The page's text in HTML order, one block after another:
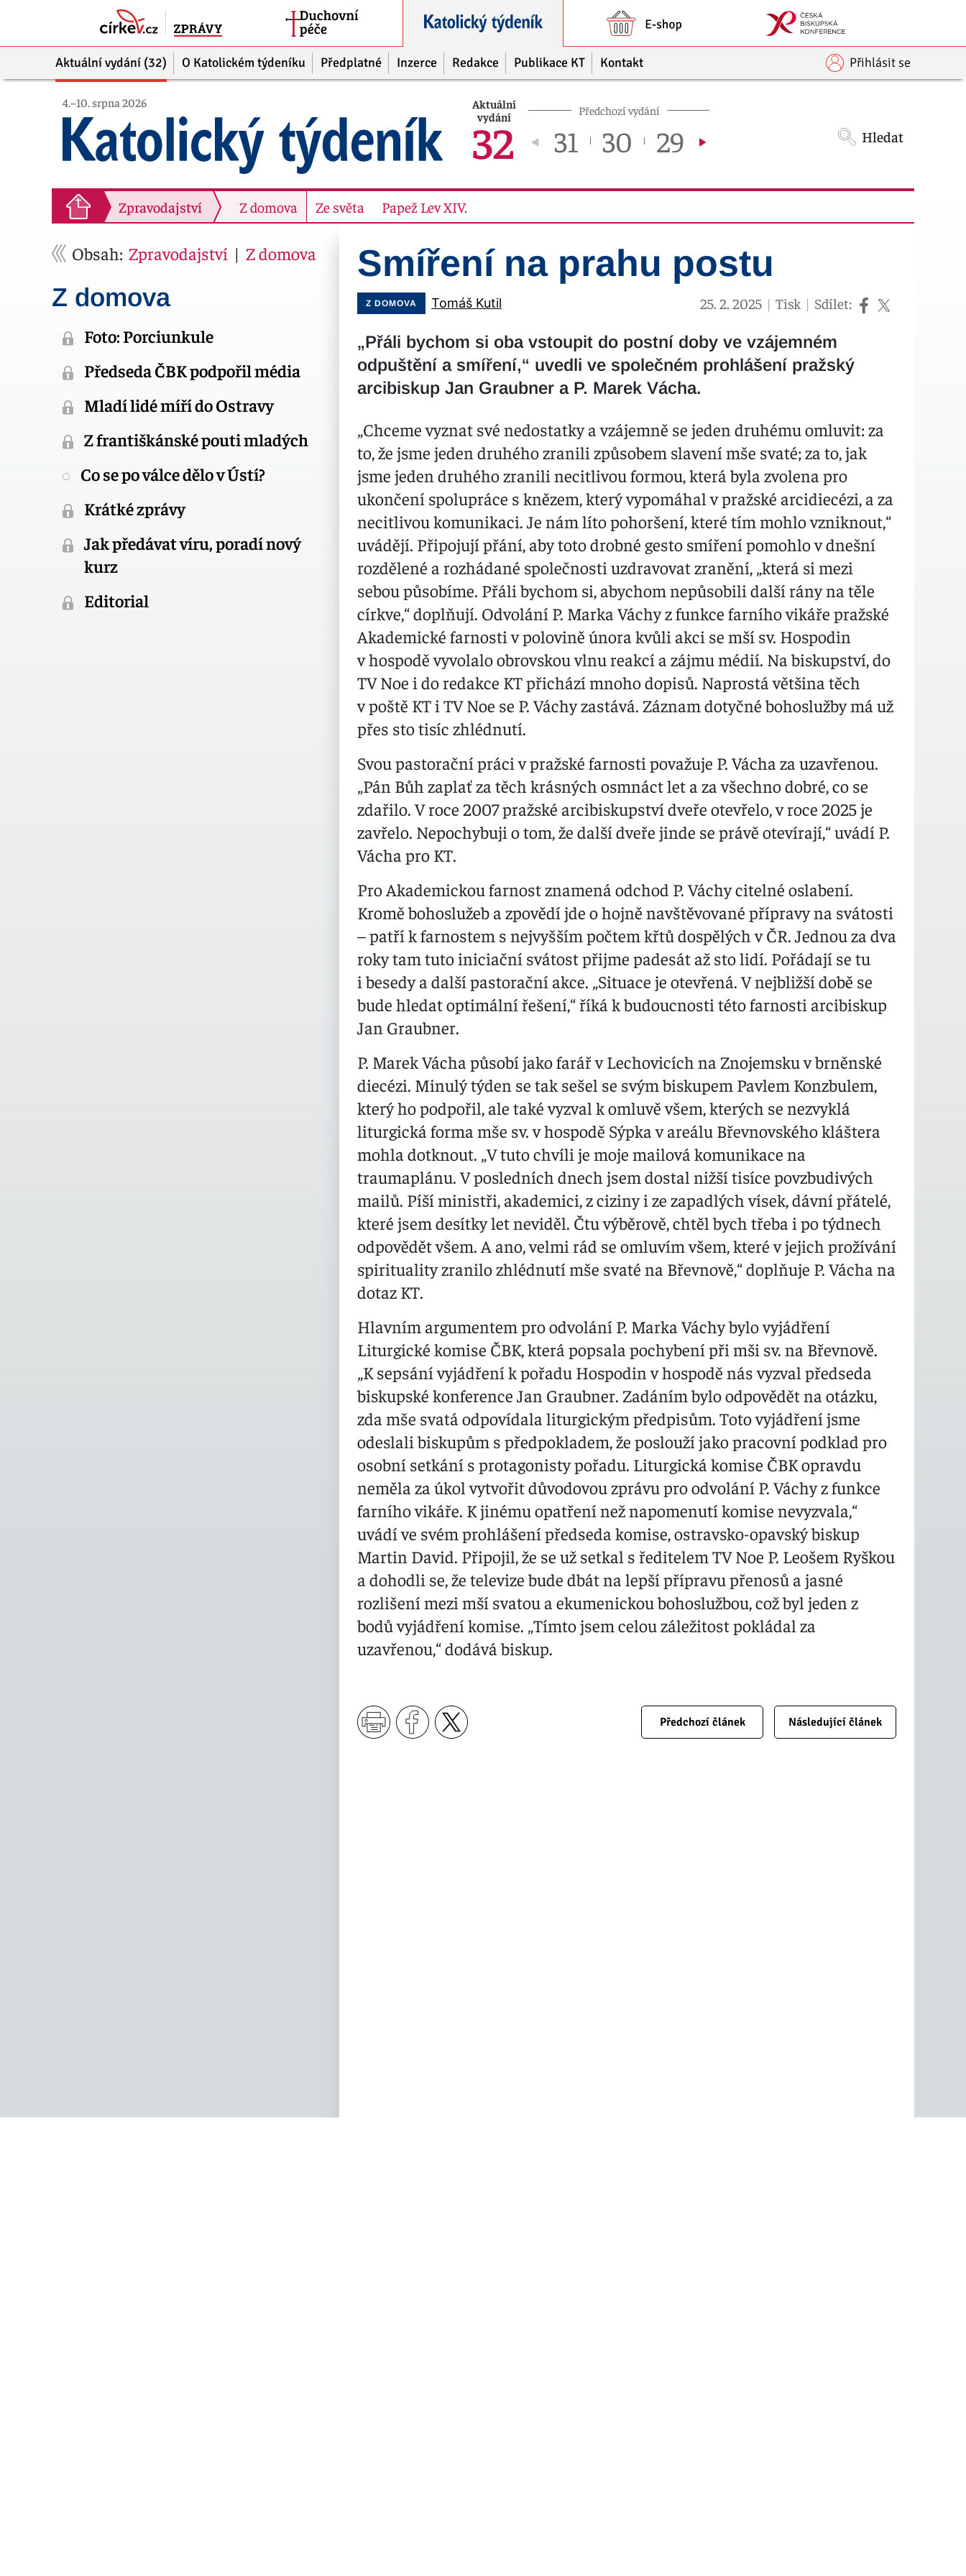
Aktuální vydání (32) O Katolickém týdeníku Předplatné Inzerce Redakce Publikace KT Kontakt Přihlásit se
4.–10. srpna 2026
Aktuální
vydání
32
Předchozí vydání
31 30 29 Hledat
Zpravodajství
Zpravodajství
Zpravodajství Z domova Ze světa Papež Lev XIV.
Obsah: Zpravodajství | Z domova
Z domova
Foto: Porciunkule
Předseda ČBK podpořil média
Mladí lidé míří do Ostravy
Z františkánské pouti mladých
Co se po válce dělo v Ústí?
Krátké zprávy
Jak předávat víru, poradí nový
kurz
Editorial
Smíření na prahu postu
Z DOMOVA Tomáš Kutil 25. 2. 2025 | Tisk | Sdílet:
„Přáli bychom si oba vstoupit do postní doby ve vzájemném
odpuštění a smíření,“ uvedli ve společném prohlášení pražský
arcibiskup Jan Graubner a P. Marek Vácha.
„Chceme vyznat své nedostatky a vzájemně se jeden druhému omluvit: za
to, že jsme jeden druhého zranili způsobem slavení mše svaté; za to, jak
jsme jeden druhého zranili necitlivou formou, která byla zvolena pro
ukončení spolupráce s knězem, který vypomáhal v pražské arcidiecézi, a za
necitlivou komunikaci. Je nám líto pohoršení, které tím mohlo vzniknout,“
uvádějí. Připojují přání, aby toto drobné gesto smíření pomohlo v dnešní
rozdělené a rozhádané společnosti uzdravovat zranění, „která si mezi
sebou působíme. Přáli bychom si, abychom nepůsobili další rány na těle
církve,“ doplňují. Odvolání P. Marka Váchy z funkce farního vikáře pražské
Akademické farnosti v polovině února kvůli akci se mší sv. Hospodin
v hospodě vyvolalo obrovskou vlnu reakcí a zájmu médií. Na biskupství, do
TV Noe i do redakce KT přichází mnoho dopisů. Naprostá většina těch
v poště KT i TV Noe se P. Váchy zastává. Záznam dotyčné bohoslužby má už
přes sto tisíc zhlédnutí.
Svou pastorační práci v pražské farnosti považuje P. Vácha za uzavřenou.
„Pán Bůh zaplať za těch krásných osmnáct let a za všechno dobré, co se
zdařilo. V roce 2007 pražské arcibiskupství dveře otevřelo, v roce 2025 je
zavřelo. Nepochybuji o tom, že další dveře jinde se právě otevírají,“ uvádí P.
Vácha pro KT.
Pro Akademickou farnost znamená odchod P. Váchy citelné oslabení.
Kromě bohoslužeb a zpovědí jde o hojně navštěvované přípravy na svátosti
– patří k farnostem s nejvyšším počtem křtů dospělých v ČR. Jednou za dva
roky tam tuto iniciační svátost přijme padesát až sto lidí. Pořádají se tu
i besedy a další pastorační akce. „Situace je otevřená. V nejbližší době se
bude hledat optimální řešení,“ říká k budoucnosti této farnosti arcibiskup
Jan Graubner.
P. Marek Vácha působí jako farář v Lechovicích na Znojemsku v brněnské
diecézi. Minulý týden se tak sešel se svým biskupem Pavlem Konzbulem,
který ho podpořil, ale také vyzval k omluvě všem, kterých se nezvyklá
liturgická forma mše sv. v hospodě Sýpka v areálu Břevnovského kláštera
mohla dotknout. „V tuto chvíli je moje mailová komunikace na
traumaplánu. V posledních dnech jsem dostal nižší tisíce povzbudivých
mailů. Píší ministři, akademici, z ciziny i ze zapadlých vísek, dávní přátelé,
které jsem desítky let neviděl. Čtu výběrově, chtěl bych třeba i po týdnech
odpovědět všem. A ano, velmi rád se omluvím všem, které v jejich prožívání
spirituality zranilo zhlédnutí mše svaté na Břevnově,“ doplňuje P. Vácha na
dotaz KT.
Hlavním argumentem pro odvolání P. Marka Váchy bylo vyjádření
Liturgické komise ČBK, která popsala pochybení při mši sv. na Břevnově.
„K sepsání vyjádření k pořadu Hospodin v hospodě nás vyzval předseda
biskupské konference Jan Graubner. Zadáním bylo odpovědět na otázku,
zda mše svatá odpovídala liturgickým předpisům. Toto vyjádření jsme
odeslali biskupům s předpokladem, že poslouží jako pracovní podklad pro
osobní setkání s protagonisty pořadu. Liturgická komise ČBK opravdu
neměla za úkol vytvořit důvodovou zprávu pro odvolání P. Váchy z funkce
farního vikáře. K jinému opatření než napomenutí komise nevyzvala,“
uvádí ve svém prohlášení předseda komise, ostravsko-opavský biskup
Martin David. Připojil, že se už setkal s ředitelem TV Noe P. Leošem Ryškou
a dohodli se, že televize bude dbát na lepší přípravu přenosů a jasné
rozlišení mezi mší svatou a ekumenickou bohoslužbou, což byl jeden z
bodů vyjádření komise. „Tímto jsem celou záležitost pokládal za
uzavřenou,“ dodává biskup.
Předchozí článek Následující článek